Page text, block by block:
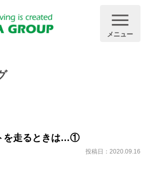
メニュー
を走るときは…①
投稿日：2020.09.16